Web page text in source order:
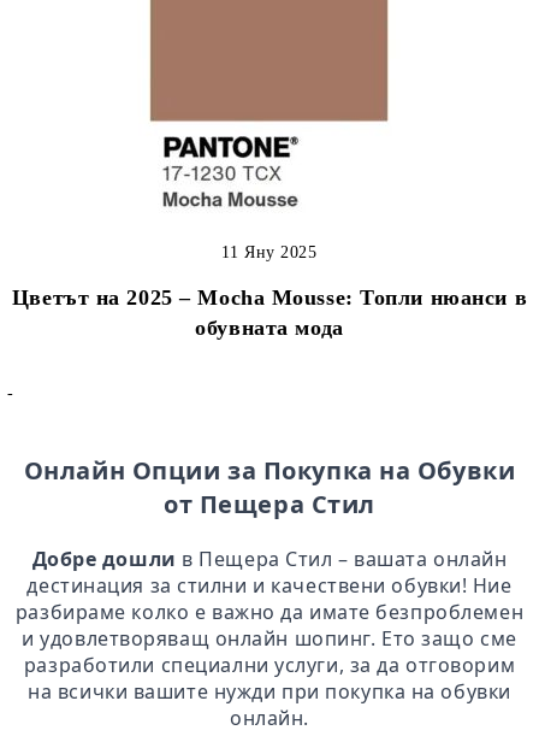
Цветът на 2025 – Mocha Mousse: Топли нюанси в
обувната мода
11 Яну 2025
-
Онлайн Опции за Покупка на Обувки
от Пещера Стил
Добре дошли в Пещера Стил – вашата онлайн
дестинация за стилни и качествени обувки! Ние
разбираме колко е важно да имате безпроблемен
и удовлетворяващ онлайн шопинг. Ето защо сме
разработили специални услуги, за да отговорим
на всички вашите нужди при покупка на обувки
онлайн.